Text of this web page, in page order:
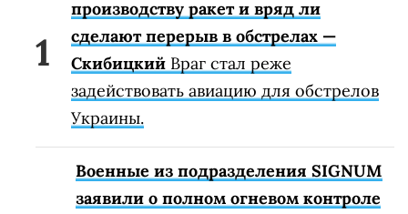
производству ракет и вряд ли
сделают перерыв в обстрелах —
Скибицкий Враг стал реже
задействовать авиацию для обстрелов
Украины.
Военные из подразделения SIGNUM
заявили о полном огневом контроле